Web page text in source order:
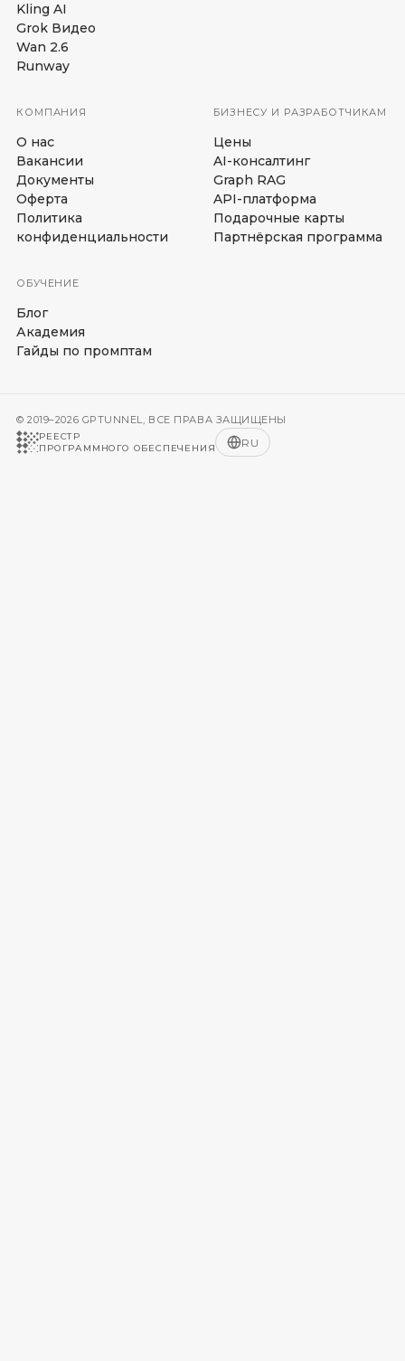
Kling AI
Grok Видео
Wan 2.6
Runway
КОМПАНИЯ
О нас
Вакансии
Документы
Оферта
Политика
конфиденциальности
БИЗНЕСУ И РАЗРАБОТЧИКАМ
Цены
AI-консалтинг
Graph RAG
API-платформа
Подарочные карты
Партнёрская программа
ОБУЧЕНИЕ
Блог
Академия
Гайды по промптам
© 2019–2026 GPTUNNEL, ВСЕ ПРАВА ЗАЩИЩЕНЫ
РЕЕСТР
ПРОГРАММНОГО ОБЕСПЕЧЕНИЯ
RU